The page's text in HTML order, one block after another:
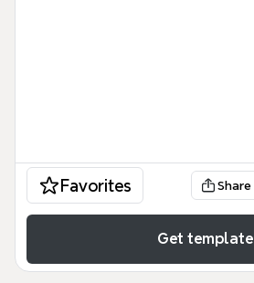
Favorites Share
Get template